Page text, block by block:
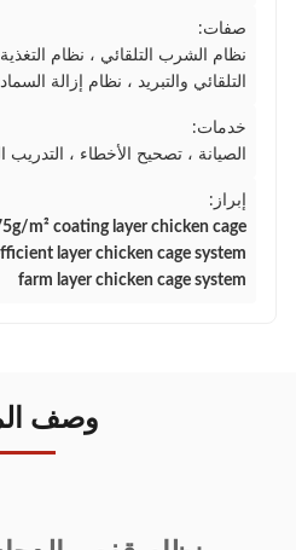
صفات:
نظام الشرب التلقائي ، نظام التغذية
التلقائي والتبريد ، نظام إزالة
خدمات:
الصيانة ، تصحيح الأخطاء ، التدريب
إبراز:
m² coating layer chicken cage
layer chicken cage system
farm layer chicken cage system
وصف